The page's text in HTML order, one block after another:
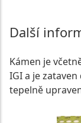
Další
Kámen je
IGI a je
tepelně